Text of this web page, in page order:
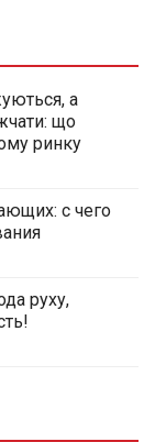
а
що
ринку
с чего
руху,